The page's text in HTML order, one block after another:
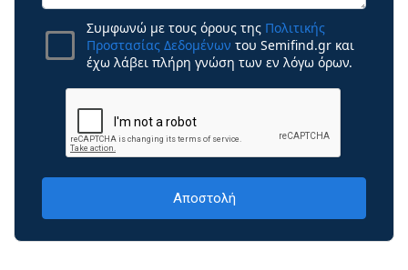
Συμφωνώ με τους όρους της Πολιτικής
Προστασίας Δεδομένων του Semifind.gr και
έχω λάβει πλήρη γνώση των εν λόγω όρων.